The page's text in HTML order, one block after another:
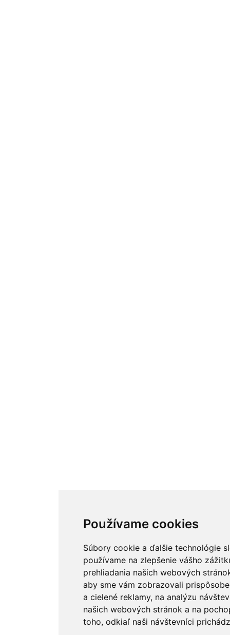
Používame cookies
Súbory cookie a ďalšie technológie
používame na zlepšenie vášho
prehliadania našich webových
aby sme vám zobrazovali
a cielené reklamy, na analýzu
našich webových stránok a na
toho, odkiaľ naši návštevníci